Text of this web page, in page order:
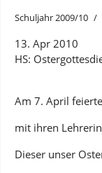
Schuljahr 2009/10
13. Apr 2010
HS:
Am 7. April
mit ihren
Dieser unser